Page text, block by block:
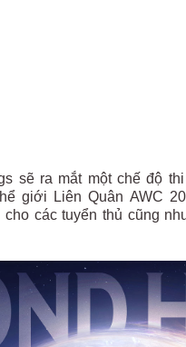
sẽ ra mắt một chế độ
giới Liên Quân AWC
các tuyển thủ cũng